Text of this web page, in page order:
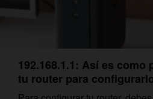
192.168.1.1: Así es como
tu router para